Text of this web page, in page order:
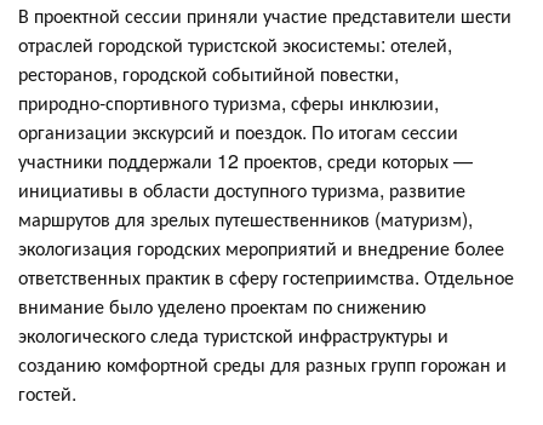
В проектной сессии приняли участие представители шести
отраслей городской туристской экосистемы: отелей,
ресторанов, городской событийной повестки,
природно‑спортивного туризма, сферы инклюзии,
организации экскурсий и поездок. По итогам сессии
участники поддержали 12 проектов, среди которых —
инициативы в области доступного туризма, развитие
маршрутов для зрелых путешественников (матуризм),
экологизация городских мероприятий и внедрение более
ответственных практик в сферу гостеприимства. Отдельное
внимание было уделено проектам по снижению
экологического следа туристской инфраструктуры и
созданию комфортной среды для разных групп горожан и
гостей.